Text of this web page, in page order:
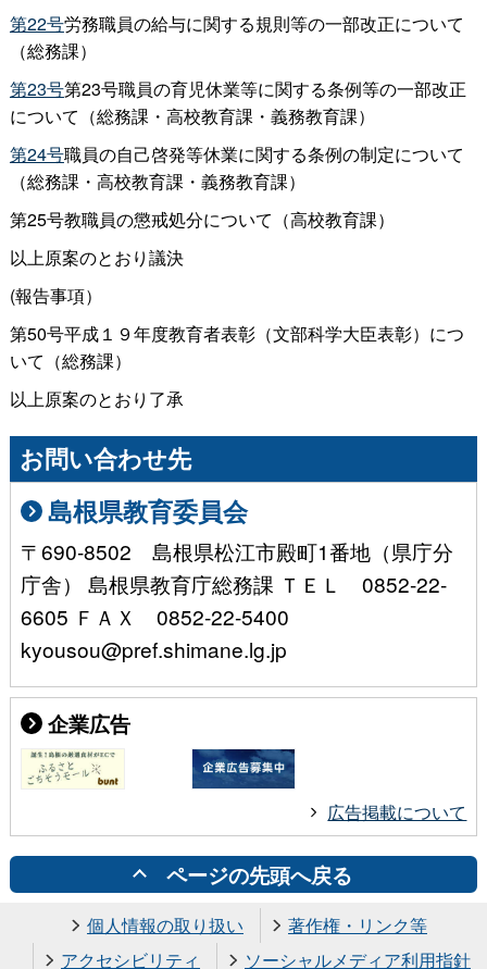
第22号労務職員の給与に関する規則等の一部改正について
（総務課）
第23号第23号職員の育児休業等に関する条例等の一部改正
について（総務課・高校教育課・義務教育課）
第24号職員の自己啓発等休業に関する条例の制定について
（総務課・高校教育課・義務教育課）
第25号教職員の懲戒処分について（高校教育課）
以上原案のとおり議決
(報告事項）
第50号平成１９年度教育者表彰（文部科学大臣表彰）につ
いて（総務課）
以上原案のとおり了承
お問い合わせ先
島根県教育委員会
〒690-8502 島根県松江市殿町1番地（県庁分
庁舎） 島根県教育庁総務課 ＴＥＬ 0852-22-
6605 ＦＡＸ 0852-22-5400
kyousou@pref.shimane.lg.jp
企業広告
広告掲載について
ページの先頭へ戻る
個人情報の取り扱い
著作権・リンク等
アクセシビリティ
ソーシャルメディア利用指針